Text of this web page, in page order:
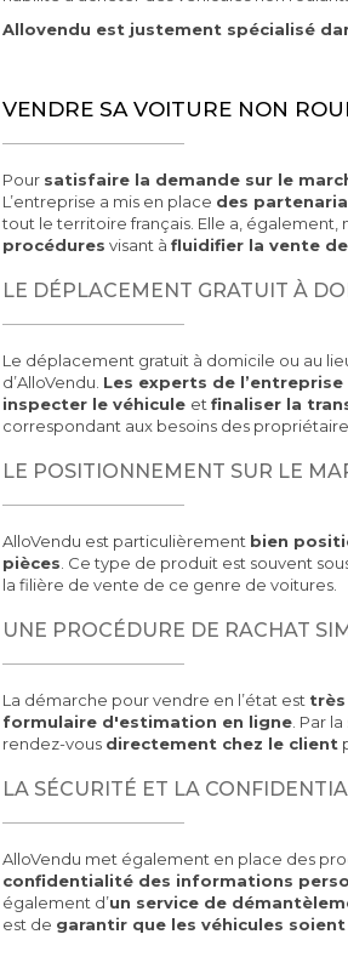
Allovendu est justement spécialisé
VENDRE SA VOITURE NON
Pour satisfaire la demande sur le
L’entreprise a mis en place des
tout le territoire français. Elle a, également,
procédures visant à fluidifier la vente
LE DÉPLACEMENT GRATUIT À
Le déplacement gratuit à domicile ou au
d’AlloVendu. Les experts de
inspecter le véhicule et finaliser la
correspondant aux besoins des
LE POSITIONNEMENT SUR LE
AlloVendu est particulièrement bien
pièces . Ce type de produit est souvent
la filière de vente de ce genre de voitures.
UNE PROCÉDURE DE RACHAT
La démarche pour vendre en l’état est
formulaire d'estimation en ligne. Par
rendez-vous directement chez le client
LA SÉCURITÉ ET LA
AlloVendu met également en place des
confidentialité des informations
également d’un service de
est de garantir que les véhicules